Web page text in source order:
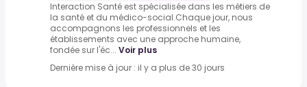
Interaction Santé est spécialisée dans les métiers de
la santé et du médico-social.Chaque jour, nous
accompagnons les professionnels et les
établissements avec une approche humaine,
fondée sur l'éc... Voir plus
Dernière mise à jour : il y a plus de 30 jours